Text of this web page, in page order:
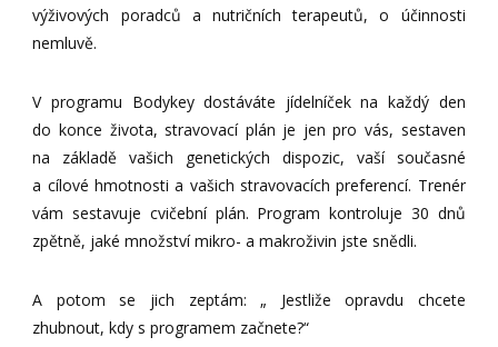
výživových poradců a nutričních terapeutů, o účinnosti
nemluvě.
V programu Bodykey dostáváte jídelníček na každý den
do konce života, stravovací plán je jen pro vás, sestaven
na základě vašich genetických dispozic, vaší současné
a cílové hmotnosti a vašich stravovacích preferencí. Trenér
vám sestavuje cvičební plán. Program kontroluje 30 dnů
zpětně, jaké množství mikro- a makroživin jste snědli.
A potom se jich zeptám: „ Jestliže opravdu chcete
zhubnout, kdy s programem začnete?“